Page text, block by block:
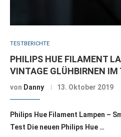
TESTBERICHTE
PHILIPS HUE FILAMENT
VINTAGE GLÜHBIRNEN IM
von Danny 13. Oktober 2019
Philips Hue Filament Lampen –
Test Die neuen Philips Hue …